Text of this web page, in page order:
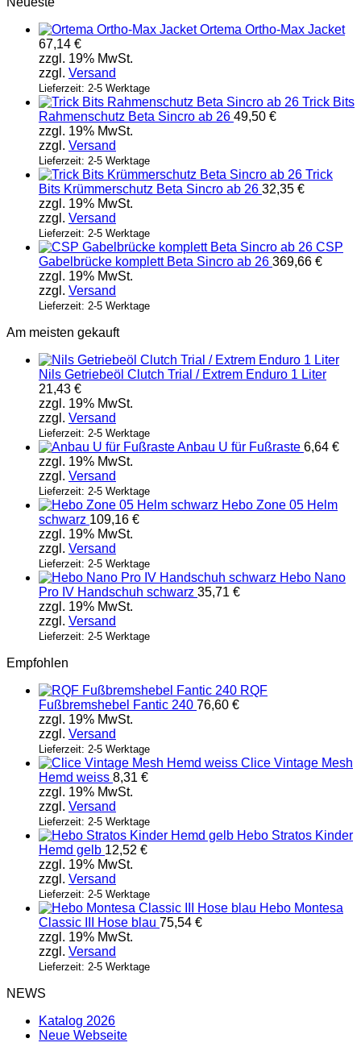
Ortema Ortho-Max Jacket
67,14 €
zzgl. 19% MwSt.
zzgl. Versand
Lieferzeit: 2-5 Werktage
Trick Bits
Rahmenschutz Beta Sincro ab 26 49,50 €
zzgl. 19% MwSt.
zzgl. Versand
Lieferzeit: 2-5 Werktage
Trick
Bits Krümmerschutz Beta Sincro ab 26 32,35 €
zzgl. 19% MwSt.
zzgl. Versand
Lieferzeit: 2-5 Werktage
CSP
Gabelbrücke komplett Beta Sincro ab 26 369,66 €
zzgl. 19% MwSt.
zzgl. Versand
Lieferzeit: 2-5 Werktage
Am meisten gekauft
Nils Getriebeöl Clutch Trial / Extrem Enduro 1 Liter
21,43 €
zzgl. 19% MwSt.
zzgl. Versand
Lieferzeit: 2-5 Werktage
Anbau U für Fußraste 6,64 €
zzgl. 19% MwSt.
zzgl. Versand
Lieferzeit: 2-5 Werktage
Hebo Zone 05 Helm
schwarz 109,16 €
zzgl. 19% MwSt.
zzgl. Versand
Lieferzeit: 2-5 Werktage
Hebo Nano
Pro IV Handschuh schwarz 35,71 €
zzgl. 19% MwSt.
zzgl. Versand
Lieferzeit: 2-5 Werktage
Empfohlen
RQF
Fußbremshebel Fantic 240 76,60 €
zzgl. 19% MwSt.
zzgl. Versand
Lieferzeit: 2-5 Werktage
Clice Vintage Mesh
Hemd weiss 8,31 €
zzgl. 19% MwSt.
zzgl. Versand
Lieferzeit: 2-5 Werktage
Hebo Stratos Kinder
Hemd gelb 12,52 €
zzgl. 19% MwSt.
zzgl. Versand
Lieferzeit: 2-5 Werktage
Hebo Montesa
Classic III Hose blau 75,54 €
zzgl. 19% MwSt.
zzgl. Versand
Lieferzeit: 2-5 Werktage
NEWS
Katalog 2026
Neue Webseite